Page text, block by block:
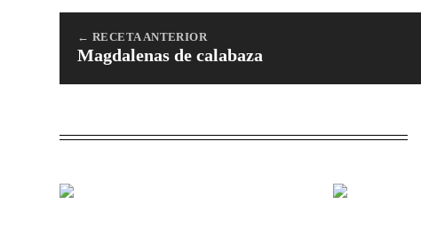
← RECETA ANTERIOR
Magdalenas de calabaza